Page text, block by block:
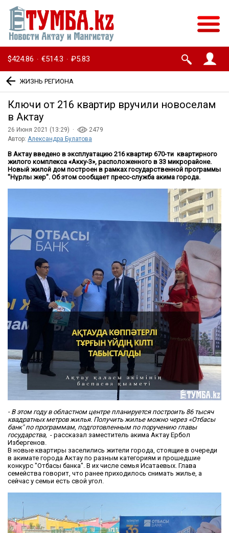
$424.86 · €514.3 · ₽5.83
ЖИЗНЬ РЕГИОНА
Ключи от 216 квартир вручили новоселам
в Актау
26 Июня 2021 (13:29) ·
2479
Автор: Александра Булатова
В Актау введено в эксплуатацию 216 квартир 670-ти квартирного
жилого комплекса «Акку-3», расположенного в 33 микрорайоне.
Новый жилой дом построен в рамках государственной программы
"Нұрлы жер". Об этом сообщает пресс-служба акима города.
- В этом году в областном центре планируется построить 86 тысяч
квадратных метров жилья. Получить жилье можно через «Отбасы
банк" по программам, подготовленным по поручению главы
государства, - рассказал заместитель акима Актау Ербол
Избергенов.
В новые квартиры заселились жители города, стоящие в очереди
в акимате города Актау по разным категориям и прошедшие
конкурс "Отбасы банка". В их числе семья Исатаевых. Глава
семейства говорит, что ранее приходилось снимать жилье, а
сейчас у семьи есть свой угол.